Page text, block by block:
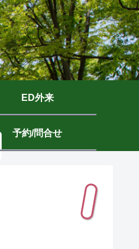
ED外来
予約/問合せ